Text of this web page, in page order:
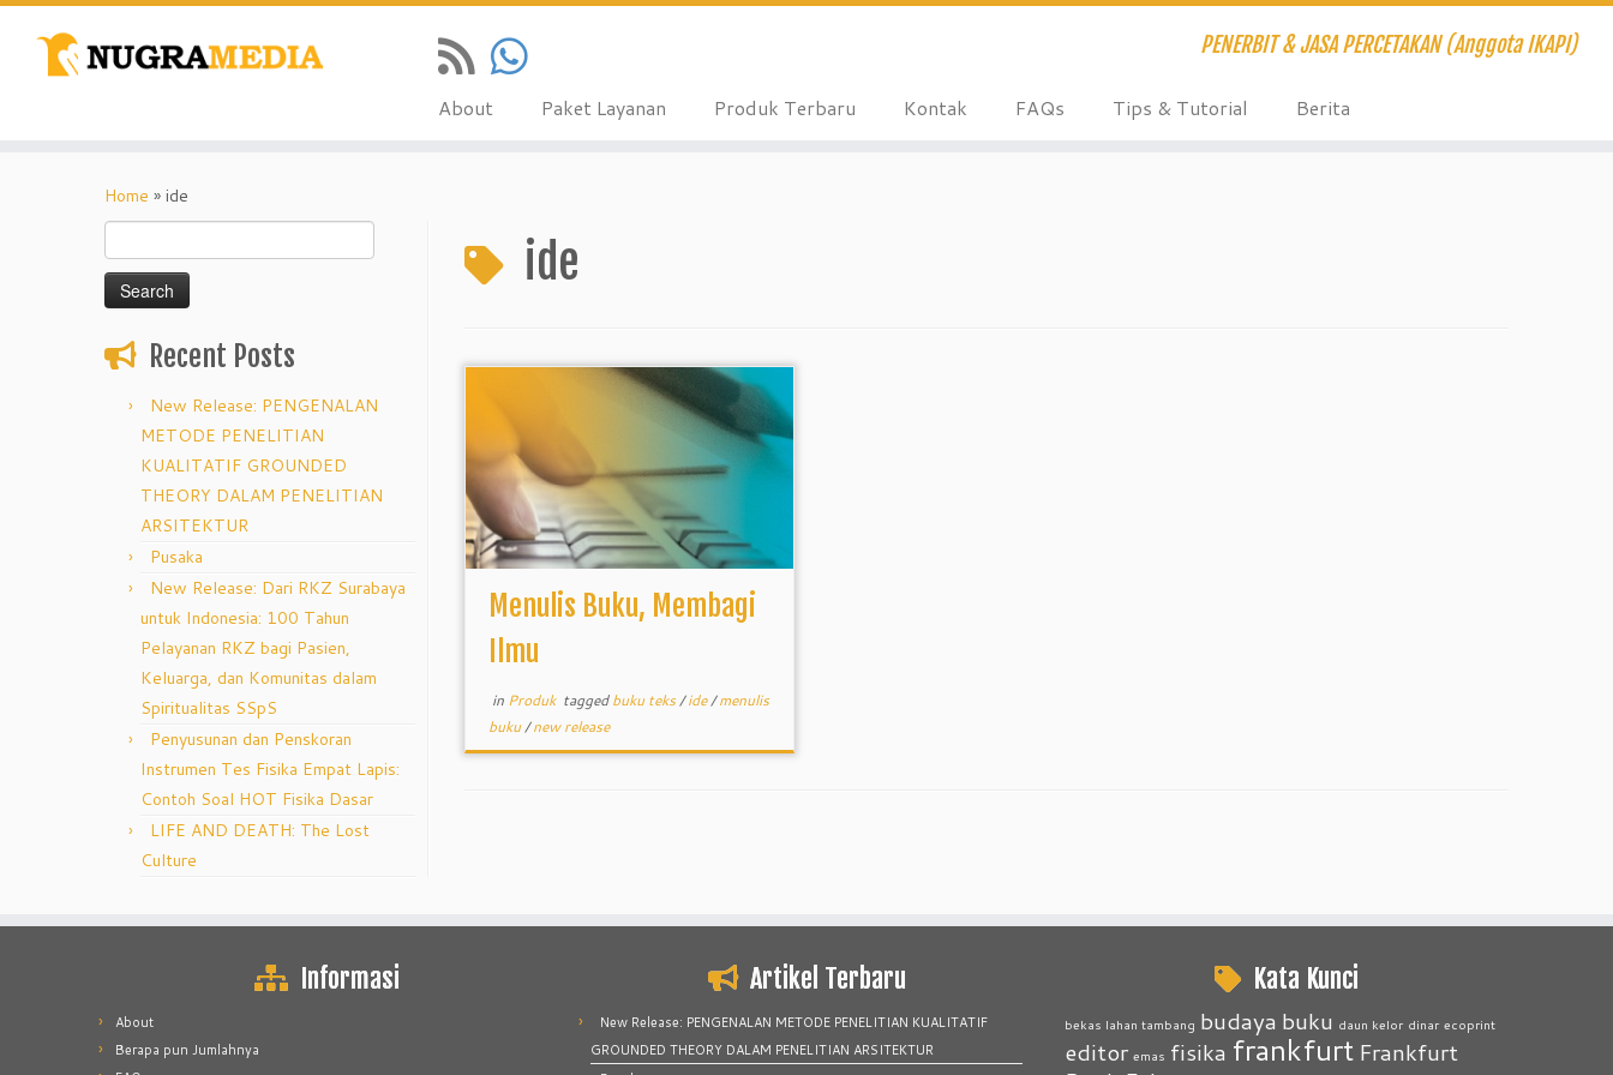
PENERBIT & JASA PERCETAKAN (Anggota IKAPI)
About Paket Layanan Produk Terbaru Kontak FAQs Tips & Tutorial Berita
Home » ide
for:
Recent Posts
New Release: PENGENALAN
METODE PENELITIAN
KUALITATIF GROUNDED
THEORY DALAM PENELITIAN
ARSITEKTUR
Pusaka
New Release: Dari RKZ Surabaya
untuk Indonesia: 100 Tahun
Pelayanan RKZ bagi Pasien,
Keluarga, dan Komunitas dalam
Spiritualitas SSpS
Penyusunan dan Penskoran
Instrumen Tes Fisika Empat Lapis:
Contoh Soal HOT Fisika Dasar
LIFE AND DEATH: The Lost
Culture
ide
Menulis Buku, Membagi
Ilmu
in Produk taggedbuku teks/ide/menulis
buku/new release
Informasi
About
Berapa pun Jumlahnya
Artikel Terbaru
New Release: PENGENALAN METODE PENELITIAN KUALITATIF
GROUNDED THEORY DALAM PENELITIAN ARSITEKTUR
Kata Kunci
bekas lahan tambang budaya buku daun kelor dinar ecoprint
editor emas fisika frankfurt Frankfurt